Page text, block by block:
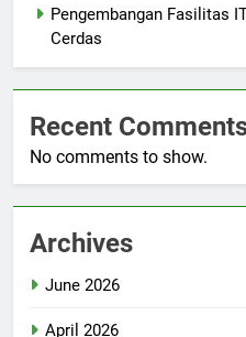
Pengembangan Fasilitas
Cerdas
Recent
No comments to show.
Archives
June 2026
April 2026